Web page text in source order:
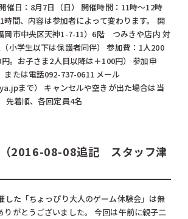
催日：8月7日（日） 開催時間：11時～12時
間、内容は参加者によって変わります。 開
岡市中央区天神1-7-11）6階 つみきや店内 対
小学生以下は保護者同伴） 参加費：1人200
。お子さま2人目以降は＋100円） 参加申
または電話092-737-0611 メール
まで） キャンセルや空きが出た場合は当
先着順、各回定員4名
（2016-08-08追記 スタッフ津
した「ちょっぴり大人のゲーム体験会」は無
りがとうございました。 今回は午前に親子二